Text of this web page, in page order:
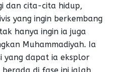
dan cita-cita hidup,
yang ingin berkembang
hanya ingin ia juga
Muhammadiyah. Ia
yang dapat ia eksplor